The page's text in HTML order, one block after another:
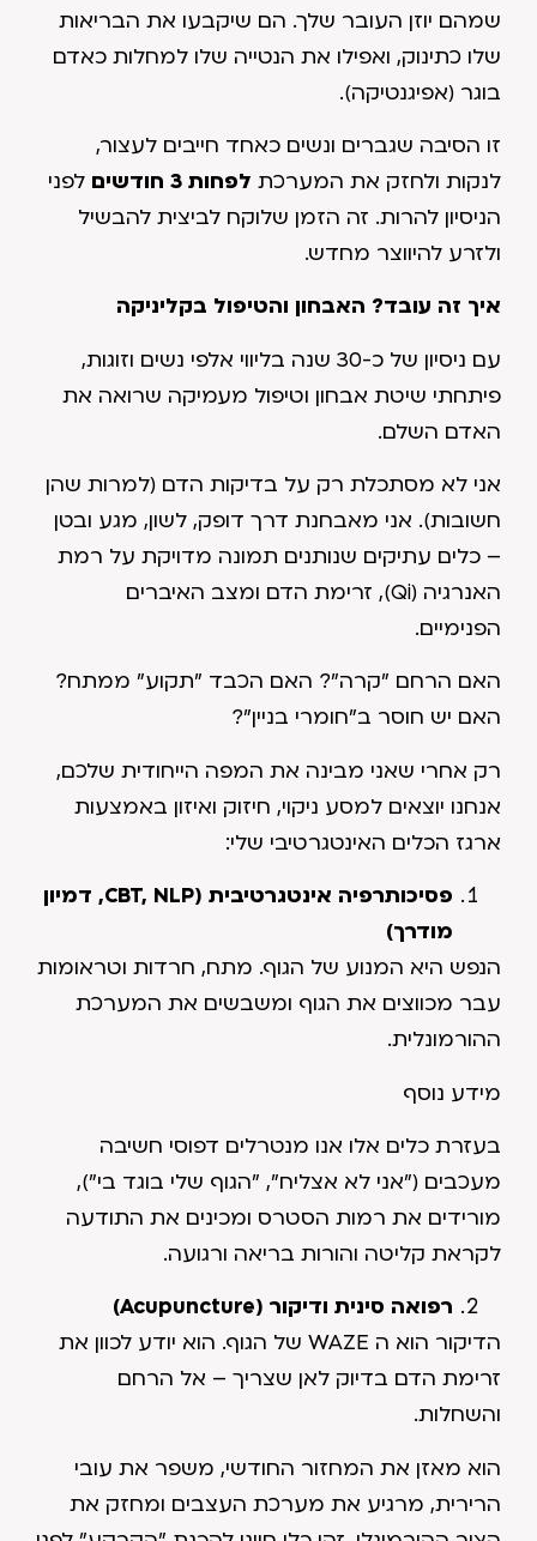
שמהם יוזן העובר שלך. הם שיקבעו את הבריאות
שלו כתינוק, ואפילו את הנטייה שלו למחלות כאדם
בוגר (אפיגנטיקה).
זו הסיבה שגברים ונשים כאחד חייבים לעצור,
לנקות ולחזק את המערכת לפחות 3 חודשים
לפני
הניסיון להרות. זה הזמן שלוקח לביצית להבשיל
ולזרע להיווצר מחדש.
איך זה עובד? האבחון והטיפול בקליניקה
עם ניסיון של כ-30 שנה בליווי אלפי נשים וזוגות,
פיתחתי שיטת אבחון וטיפול מעמיקה שרואה את
האדם השלם.
אני לא מסתכלת רק על בדיקות הדם (למרות שהן
חשובות). אני מאבחנת דרך דופק, לשון, מגע ובטן
– כלים עתיקים שנותנים תמונה מדויקת על רמת
האנרגיה (Qi), זרימת הדם ומצב האיברים
הפנימיים.
האם הרחם "קרה"? האם הכבד "תקוע" ממתח?
האם יש חוסר ב"חומרי בניין"?
רק אחרי שאני מבינה את המפה הייחודית שלכם,
אנחנו יוצאים למסע ניקוי, חיזוק ואיזון באמצעות
ארגז הכלים האינטגרטיבי שלי:
פסיכותרפיה אינטגרטיבית (CBT, NLP, דמיון
מודרך)
הנפש היא המנוע של הגוף. מתח, חרדות וטראומות
עבר מכווצים את הגוף ומשבשים את המערכת
ההורמונלית.
מידע נוסף
בעזרת כלים אלו אנו מנטרלים דפוסי חשיבה
מעכבים ("אני לא אצליח", "הגוף שלי בוגד בי"),
מורידים את רמות הסטרס ומכינים את התודעה
לקראת קליטה והורות בריאה ורגועה.
רפואה סינית ודיקור (Acupuncture
)
הדיקור הוא ה WAZE של הגוף. הוא יודע לכוון את
זרימת הדם בדיוק לאן שצריך – אל הרחם
והשחלות.
הוא מאזן את המחזור החודשי, משפר את עובי
הרירית, מרגיע את מערכת העצבים ומחזק את